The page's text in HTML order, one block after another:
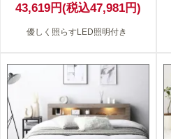
43,619円(税込47,981円)
優しく照らすLED照明付き